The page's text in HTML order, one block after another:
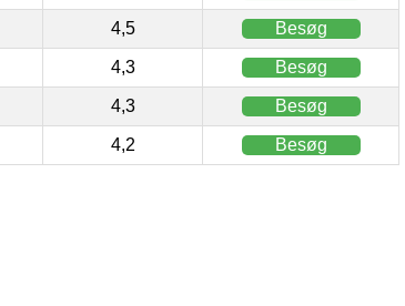
4,5 Besøg
4,3 Besøg
4,3 Besøg
4,2 Besøg